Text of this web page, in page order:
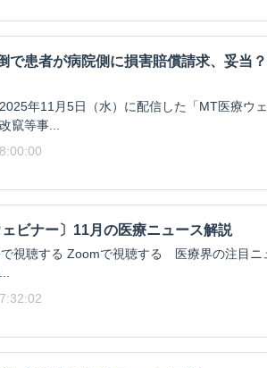
で患者が病院側に損害賠償請求、妥当
年11月5日（水）に配信した「MT医療ウ
竄等事...
ェビナー〕11月の医療ニュース解説
視聴する Zoomで視聴する 医療界の注目ニ